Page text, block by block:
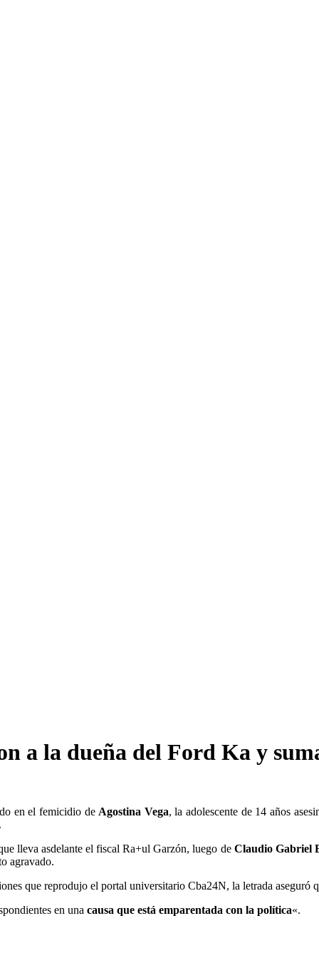
a la dueña del Ford Ka y
en el femicidio de Agostina Vega, la adolescente de 14 años
lleva asdelante el fiscal Ra+ul Garzón, luego de Claudio Gabriel
agravado.
que reprodujo el portal universitario Cba24N, la letrada aseguró
en una causa que está emparentada con la política«.